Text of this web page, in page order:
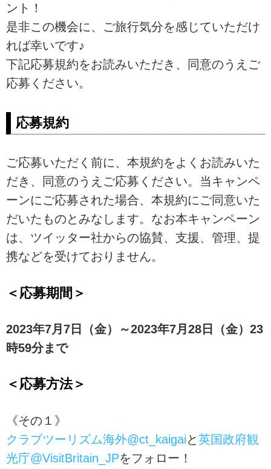
ント！
是非この機会に、ご旅行気分を感じていただけ
れば幸いです♪
下記応募規約をお読みいただき、同意のうえご
応募ください。
応募規約
ご応募いただく前に、本規約をよくお読みいた
だき、同意のうえご応募ください。当キャンペ
ーンにご応募された場合、本規約にご同意いた
だいたものとみなします。なお本キャンペーン
は、ツイッター社からの協賛、支援、管理、提
携などを受けておりません。
＜応募期間＞
2023年7月7日（金）～2023年7月28日（金）23
時59分まで
＜応募方法＞
《その１》
クラブツーリズム海外@ct_kaigaiと英国政府観
光庁@VisitBritain_JPをフォロー！